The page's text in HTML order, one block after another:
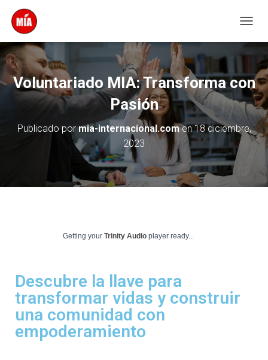
A
I
A
R
M
D
A
Voluntariado MIA: Transforma con
Pasión
Publicado pormia-internacional.comen18 diciembre,
2023
Getting your Trinity Audio player ready...
Descubre la llave para
transformar vidas y construir
una comunidad con
empoderamiento